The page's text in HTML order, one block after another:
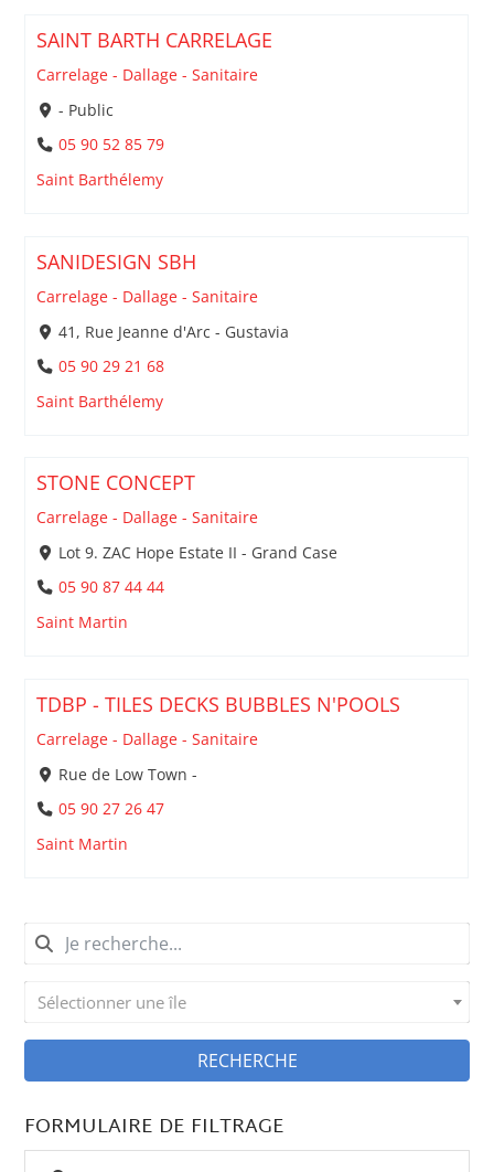
SAINT BARTH CARRELAGE
Carrelage - Dallage - Sanitaire
- Public
05 90 52 85 79
Saint Barthélemy
SANIDESIGN SBH
Carrelage - Dallage - Sanitaire
41, Rue Jeanne d'Arc - Gustavia
05 90 29 21 68
Saint Barthélemy
STONE CONCEPT
Carrelage - Dallage - Sanitaire
Lot 9. ZAC Hope Estate II - Grand Case
05 90 87 44 44
Saint Martin
TDBP - TILES DECKS BUBBLES N'POOLS
Carrelage - Dallage - Sanitaire
Rue de Low Town -
05 90 27 26 47
Saint Martin
Sélectionner une île
RECHERCHE
FORMULAIRE DE FILTRAGE